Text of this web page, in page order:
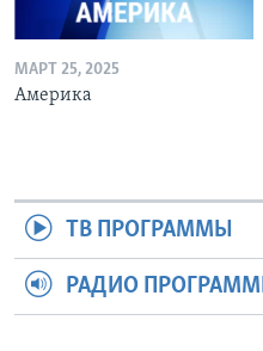
МАРТ 25, 2025
Америка
ТВ ПРОГРАММЫ
РАДИО